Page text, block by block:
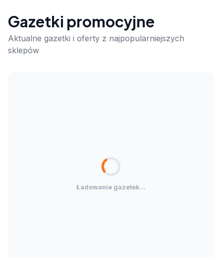
Gazetki promocyjne
Aktualne gazetki i oferty z najpopularniejszych
sklepów
Ładowanie gazetek...